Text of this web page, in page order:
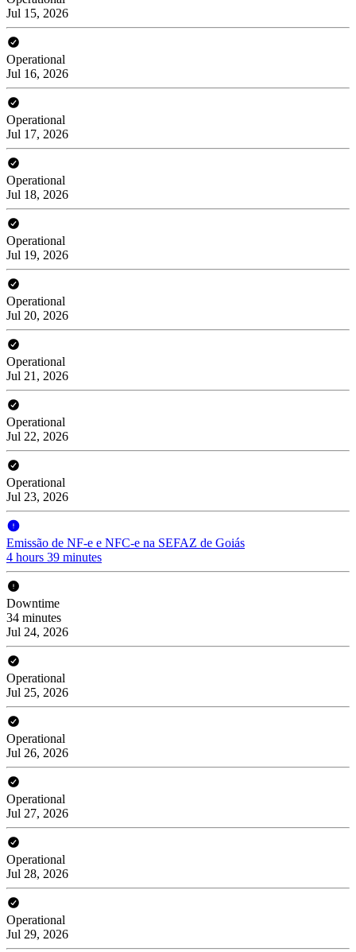
Jul 15, 2026
Operational
Jul 16, 2026
Operational
Jul 17, 2026
Operational
Jul 18, 2026
Operational
Jul 19, 2026
Operational
Jul 20, 2026
Operational
Jul 21, 2026
Operational
Jul 22, 2026
Operational
Jul 23, 2026
Emissão de NF-e e NFC-e na SEFAZ de Goiás
4 hours 39 minutes
Downtime
34 minutes
Jul 24, 2026
Operational
Jul 25, 2026
Operational
Jul 26, 2026
Operational
Jul 27, 2026
Operational
Jul 28, 2026
Operational
Jul 29, 2026